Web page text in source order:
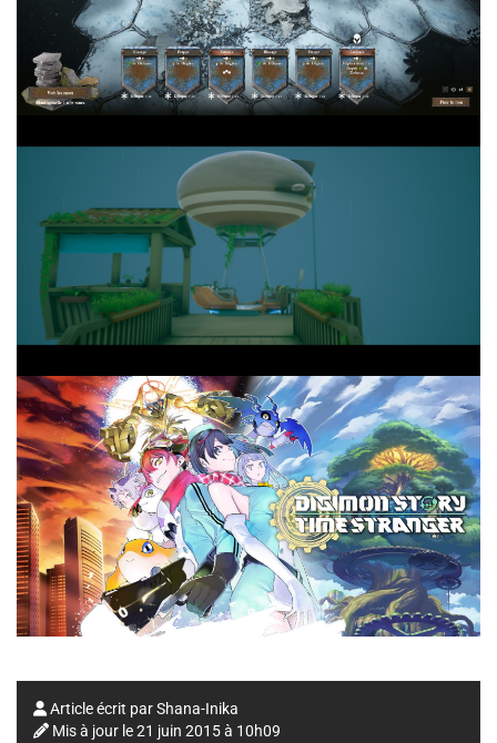
Article écrit parShana-Inika
Mis à jour le21 juin 2015 à 10h09